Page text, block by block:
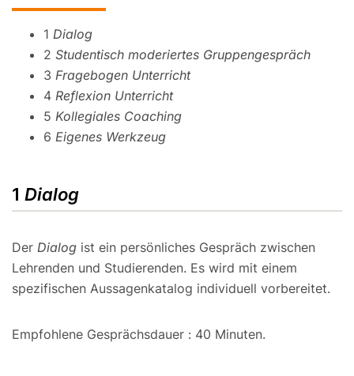
1 Dialog
2 Studentisch moderiertes Gruppengespräch
3 Fragebogen Unterricht
4 Reflexion Unterricht
5 Kollegiales Coaching
6 Eigenes Werkzeug
1 Dialog
Der Dialog ist ein persönliches Gespräch zwischen
Lehrenden und Studierenden. Es wird mit einem
spezifischen Aussagenkatalog individuell vorbereitet.
Empfohlene Gesprächsdauer : 40 Minuten.